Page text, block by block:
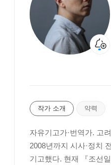
작가 소개 약력
자유기고가·번역가. 고
2008년까지 시사·정치
기고했다. 현재 『조선